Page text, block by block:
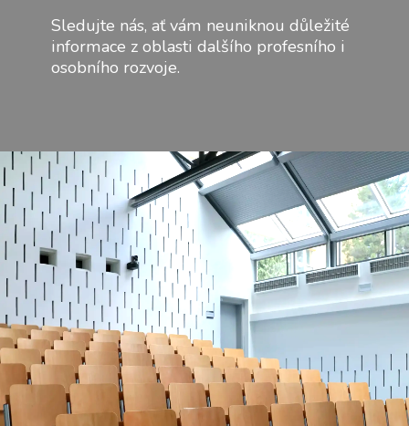
Sledujte nás, ať vám neuniknou důležité
informace z oblasti dalšího profesního i
osobního rozvoje.